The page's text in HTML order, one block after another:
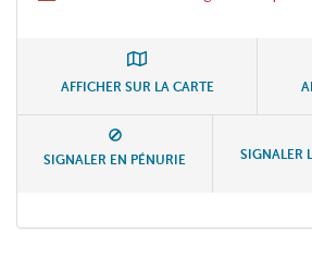
AFFICHER SUR LA CARTE
SIGNALER EN PÉNURIE SIGNALER